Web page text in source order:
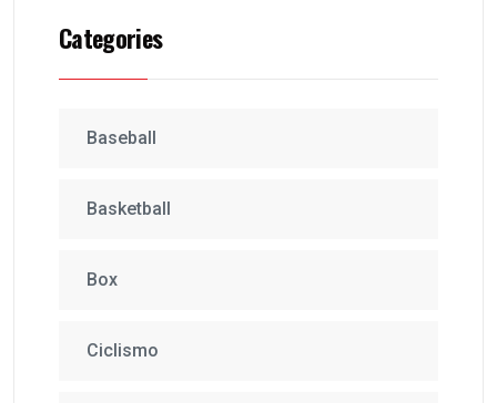
Categories
Baseball
Basketball
Box
Ciclismo